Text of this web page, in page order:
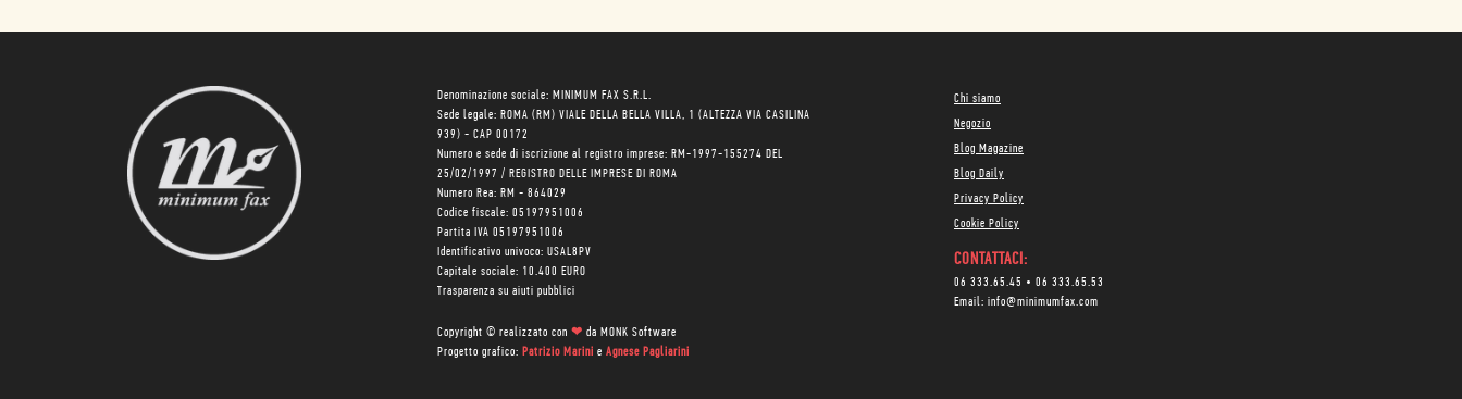
Denominazione sociale: MINIMUM FAX S.R.L.
Sede legale: ROMA (RM) VIALE DELLA BELLA VILLA, 1 (ALTEZZA VIA CASILINA
939) - CAP 00172
Numero e sede di iscrizione al registro imprese: RM-1997-155274 DEL
25/02/1997 / REGISTRO DELLE IMPRESE DI ROMA
Numero Rea: RM - 864029
Codice fiscale: 05197951006
Partita IVA 05197951006
Identificativo univoco: USAL8PV
Capitale sociale: 10.400 EURO
Trasparenza su aiuti pubblici
Copyright © realizzato con ❤ da MONK Software
Progetto grafico: Patrizio Marini e Agnese Pagliarini
Chi siamo
Negozio
Blog Magazine
Blog Daily
Privacy Policy
Cookie Policy
CONTATTACI:
06 333.65.45 • 06 333.65.53
Email: info@minimumfax.com